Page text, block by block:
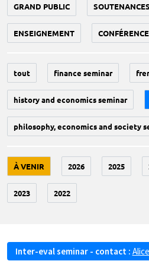
GRAND PUBLIC
ENSEIGNEMENT
tout finance seminar
history and economics seminar
philosophy, economics and society
À VENIR 2026 2025
2023 2022
Inter-eval seminar - contact :